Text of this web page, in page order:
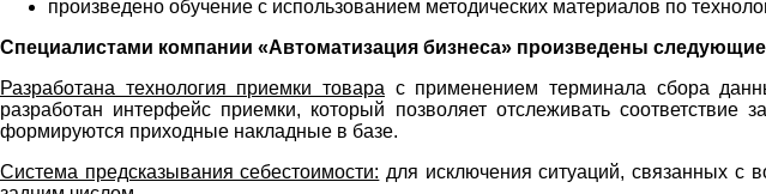
произведено обучение с использованием методических материалов по
Специалистами компании «Автоматизация бизнеса» произведены
Разработана технология приемки товара с применением терминала сбора
разработан интерфейс приемки, который позволяет отслеживать соответствие
формируются приходные накладные в базе.
Система предсказывания себестоимости: для исключения ситуаций, связанных с